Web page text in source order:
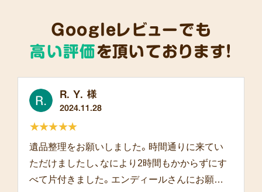
Googleレビューでも
高い評価を頂いております!
R. Y. 様
2024.11.28
遺品整理をお願いしました。時間通りに来てい
ただけましたし、なにより2時間もかからずにす
べて片付きました。エンディールさんにお願い
★★★★★